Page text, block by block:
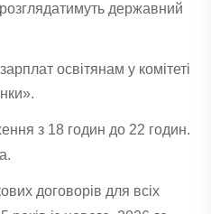
державний
освітянам у комітеті
з 18 годин до 22 годин.
договорів для всіх